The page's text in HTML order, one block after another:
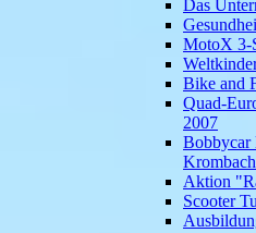
Das
MotoX 3-
Bike and
Quad-
2007
Bobbycar
Aktion
Scooter